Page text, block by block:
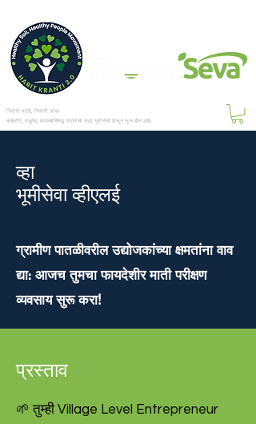
निरोगी माती, निरोगी लोक
कर्करोग, मधुमेह, वंध्यत्वाविरुद्ध भारताचा लढा भूमीसेवा पासून सुरू होत आहे.
व्हा
भूमीसेवा व्हीएलई
ग्रामीण पातळीवरील उद्योजकांच्या क्षमतांना वाव
द्या: आजच तुमचा फायदेशीर माती परीक्षण
व्यवसाय सुरू करा!
प्रस्ताव
🌱 तुम्ही Village Level Entrepreneur